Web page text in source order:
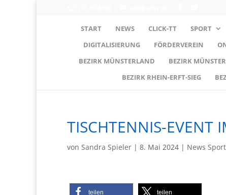
START NEWS CLICK-TT SPORT
DIGITALISIERUNG
FÖRDERVEREIN
BEZIRK MÜNSTERLAND
BEZIRK
BEZIRK RHEIN-ERFT-SIEG
TISCHTENNIS-EVENT
von Sandra Spieler | 8. Mai 2024 | News
teilen teilen